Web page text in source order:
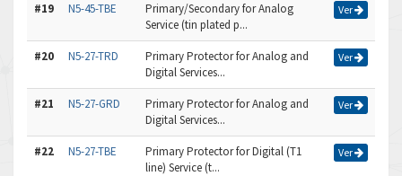
#19 N5-45-TBE
Primary/Secondary for Analog
Service (tin plated p...
Ver
#20 N5-27-TRD
Primary Protector for Analog and
Digital Services...
Ver
#21 N5-27-GRD
Primary Protector for Analog and
Digital Services...
Ver
#22 N5-27-TBE
Primary Protector for Digital (T1
line) Service (t...
Ver